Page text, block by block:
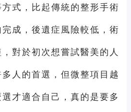
式，比起傳統的整形手術
成，後遺症風險較低，術
對於初次想嘗試醫美的人
人的首選，但微整項目越
才適合自己，真的是要多